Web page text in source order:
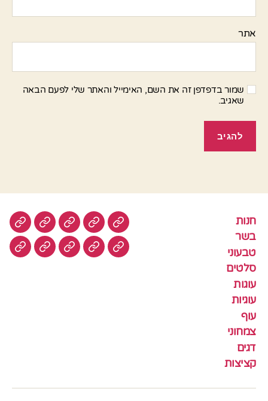
אתר
שמור בדפדפן זה את השם, האימייל והאתר שלי לפעם הבאה
שאגיב.
חנות
בשר
טבעוני
סלטים
עוגות
עוגיות
עוף
צמחוני
דגים
קציצות
חנות בשר טבעוניסלטים
עוגיותעוף צמחונידגים